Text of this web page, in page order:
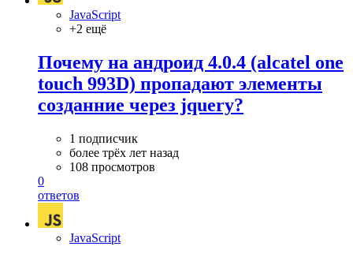
JavaScript
+2 ещё
Почему на андроид 4.0.4 (alcatel one
touch 993D) пропадают элементы
созданние через jquery?
1 подписчик
более трёх лет назад
108 просмотров
0
ответов
JavaScript